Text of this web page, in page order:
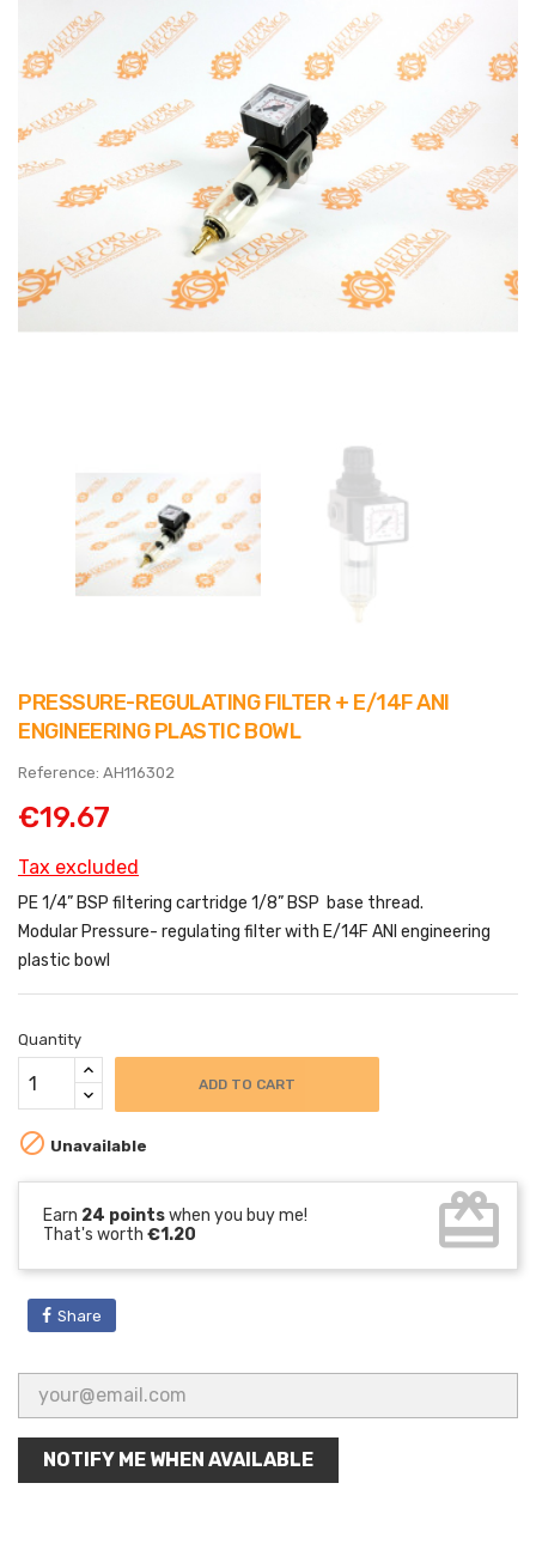
PRESSURE-REGULATING FILTER + E/14F ANI
ENGINEERING PLASTIC BOWL
Reference: AH116302
€19.67
Tax excluded
PE 1/4” BSP filtering cartridge 1/8” BSP base thread.
Modular Pressure- regulating filter with E/14F ANI engineering
plastic bowl
Quantity
ADD TO CART
 Unavailable
Earn 24 pointswhen you buy me!
That's worth €1.20 card_giftcard
Share
NOTIFY ME WHEN AVAILABLE